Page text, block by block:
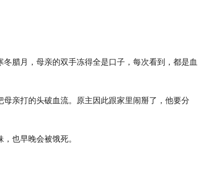
腊月，母亲的双手冻得全是口子，每次看到，都是血
亲打的头破血流。原主因此跟家里闹掰了，他要分
也早晚会被饿死。